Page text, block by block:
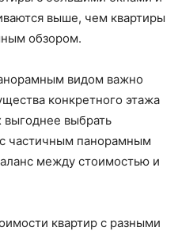
выше, чем квартиры
обзором.
видом важно
конкретного этажа
выгоднее выбрать
частичным панорамным
между стоимостью и
квартир с разными